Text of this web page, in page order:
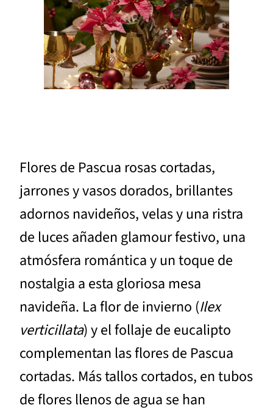
Flores de Pascua rosas cortadas,
jarrones y vasos dorados, brillantes
adornos navideños, velas y una ristra
de luces añaden glamour festivo, una
atmósfera romántica y un toque de
nostalgia a esta gloriosa mesa
navideña. La flor de invierno (Ilex
verticillata) y el follaje de eucalipto
complementan las flores de Pascua
cortadas. Más tallos cortados, en tubos
de flores llenos de agua se han